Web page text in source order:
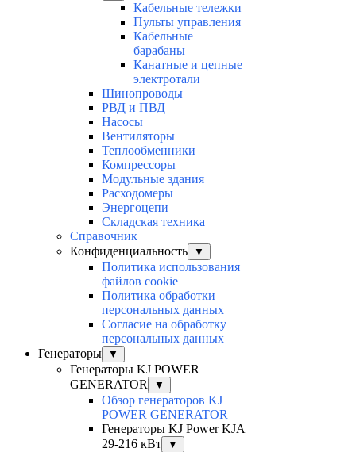
Кабельные тележки
Пульты управления
Кабельные
барабаны
Канатные и цепные
электротали
Шинопроводы
РВД и ПВД
Насосы
Вентиляторы
Теплообменники
Компрессоры
Модульные здания
Расходомеры
Энергоцепи
Складская техника
Справочник
Конфиденциальность
▼
Политика использования
файлов cookie
Политика обработки
персональных данных
Согласие на обработку
персональных данных
Генераторы
▼
Генераторы KJ POWER
GENERATOR
▼
Обзор генераторов KJ
POWER GENERATOR
Генераторы KJ Power KJA
29-216 кВт
▼